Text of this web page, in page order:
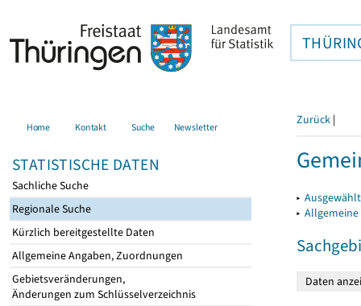
Home Kontakt Suche Newsletter
STATISTISCHE DATEN
Sachliche Suche
Regionale Suche
Kürzlich bereitgestellte Daten
Allgemeine Angaben, Zuordnungen
Gebietsveränderungen,
Änderungen zum Schlüsselverzeichnis
Zurück |
▸
▸